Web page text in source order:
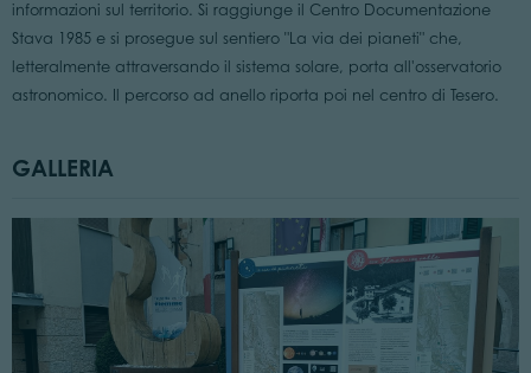
informazioni sul territorio. Si raggiunge il Centro Documentazione
Stava 1985 e si prosegue sul sentiero "La via dei pianeti" che,
letteralmente attraversando il sistema solare, porta all'osservatorio
astronomico. Il percorso ad anello riporta poi nel centro di Tesero.
GALLERIA